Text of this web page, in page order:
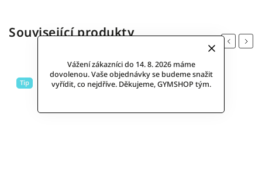
Vážení zákazníci do 14. 8. 2026 máme
dovolenou. Vaše objednávky se budeme snažit
vyřídit, co nejdříve. Děkujeme, GYMSHOP tým.
Související produkty
Previous
Tip
Next